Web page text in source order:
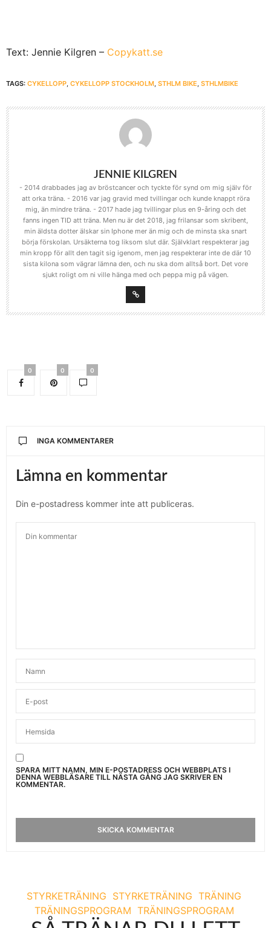
Text: Jennie Kilgren – Copykatt.se
TAGS: CYKELLOPP, CYKELLOPP STOCKHOLM, STHLM BIKE, STHLMBIKE
JENNIE KILGREN
- 2014 drabbades jag av bröstcancer och tyckte för synd om mig själv för
att orka träna. - 2016 var jag gravid med tvillingar och kunde knappt röra
mig, än mindre träna. - 2017 hade jag tvillingar plus en 9-åring och det
fanns ingen TID att träna. Men nu är det 2018, jag frilansar som skribent,
min äldsta dotter älskar sin Iphone mer än mig och de minsta ska snart
börja förskolan. Ursäkterna tog liksom slut där. Självklart respekterar jag
min kropp för allt den tagit sig igenom, men jag respekterar inte de där 10
sista kilona som vägrar lämna den, och nu ska dom alltså bort. Det vore
sjukt roligt om ni ville hänga med och peppa mig på vägen.
0 0 0
INGA KOMMENTARER
Lämna en kommentar
Din e-postadress kommer inte att publiceras.
SPARA MITT NAMN, MIN E-POSTADRESS OCH WEBBPLATS I
DENNA WEBBLÄSARE TILL NÄSTA GÅNG JAG SKRIVER EN
KOMMENTAR.
STYRKETRÄNING STYRKETRÄNING TRÄNING
TRÄNINGSPROGRAM TRÄNINGSPROGRAM